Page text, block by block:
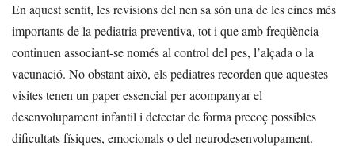
En aquest sentit, les revisions del nen sa són una de les eines més
importants de la pediatria preventiva, tot i que amb freqüència
continuen associant-se només al control del pes, l’alçada o la
vacunació. No obstant això, els pediatres recorden que aquestes
visites tenen un paper essencial per acompanyar el
desenvolupament infantil i detectar de forma precoç possibles
dificultats físiques, emocionals o del neurodesenvolupament.